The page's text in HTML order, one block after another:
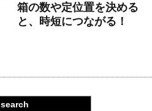
箱の数や定位置を決める
と、時短につながる！
search